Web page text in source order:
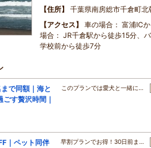
住所
千葉県南房総市千倉町北
アクセス
車の場合： 富浦IC
場合： JR千倉駅から徒歩15分、
学校前から徒歩7分
で同額｜海と
す贅沢時間｜
このプランでは愛犬と一緒に…
｜ペット同伴
早割プランでお得！30日前ま…